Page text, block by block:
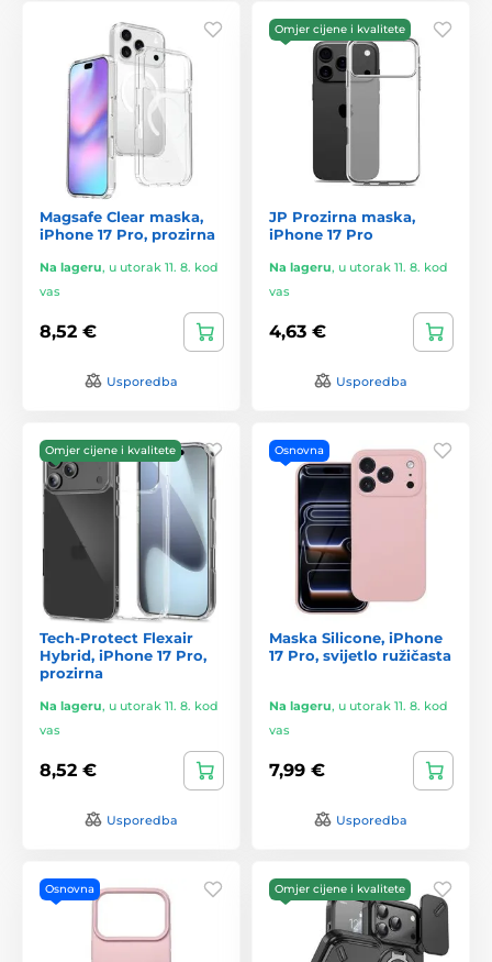
Magsafe Clear maska,
iPhone 17 Pro, prozirna
Na lageru, u utorak 11. 8. kod
vas
8,52 €
Usporedba
Omjer cijene i kvalitete
JP Prozirna maska,
iPhone 17 Pro
Na lageru, u utorak 11. 8. kod
vas
4,63 €
Usporedba
Omjer cijene i kvalitete
Tech-Protect Flexair
Hybrid, iPhone 17 Pro,
prozirna
Na lageru, u utorak 11. 8. kod
vas
8,52 €
Usporedba
Osnovna
Maska Silicone, iPhone
17 Pro, svijetlo ružičasta
Na lageru, u utorak 11. 8. kod
vas
7,99 €
Usporedba
Osnovna Omjer cijene i kvalitete